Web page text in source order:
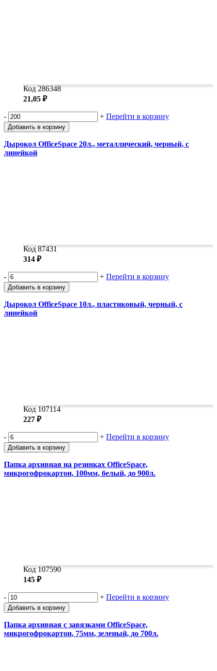
Код 286348
21,05 ₽
- + Перейти в корзину
Добавить в корзину
Дырокол OfficeSpace 20л., металлический, черный, с
линейкой
Код 87431
314 ₽
- + Перейти в корзину
Добавить в корзину
Дырокол OfficeSpace 10л., пластиковый, черный, с
линейкой
Код 107114
227 ₽
- + Перейти в корзину
Добавить в корзину
Папка архивная на резинках OfficeSpace,
микрогофрокартон, 100мм, белый, до 900л.
Код 107590
145 ₽
- + Перейти в корзину
Добавить в корзину
Папка архивная с завязками OfficeSpace,
микрогофрокартон, 75мм, зеленый, до 700л.